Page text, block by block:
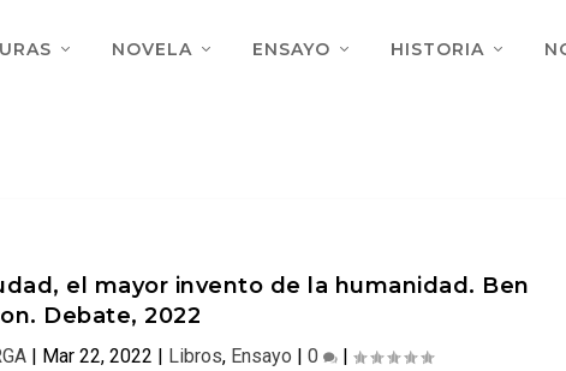
NOVELA ENSAYO HISTORIA
el mayor invento de la humanidad. Ben
Debate, 2022
| Mar 22, 2022 | Libros, Ensayo |0 |